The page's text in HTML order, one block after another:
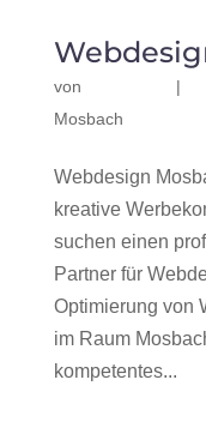
von |
Mosbach
Webdesign
kreative
suchen einen
Partner für
Optimierung von
im Raum
kompetentes...